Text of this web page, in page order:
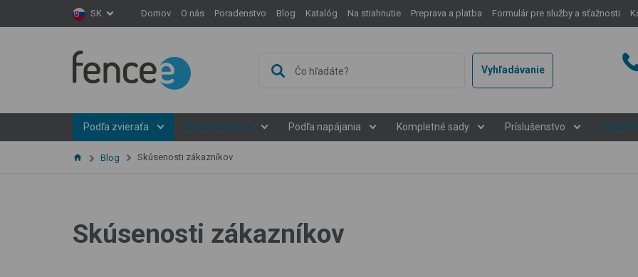
SK Domov O nás Poradenstvo Blog Katalóg Na stiahnutie Preprava a platba Formulár pre služby a sťažnosti
Vyhľadávanie
Podľa zvieraťa Modelová séria Podľa napájania Kompletné sady Príslušenstvo
Blog Skúsenosti zákazníkov
Skúsenosti zákazníkov